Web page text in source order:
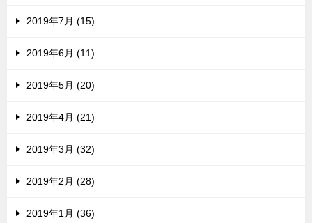
2019年7月 (15)
2019年6月 (11)
2019年5月 (20)
2019年4月 (21)
2019年3月 (32)
2019年2月 (28)
2019年1月 (36)